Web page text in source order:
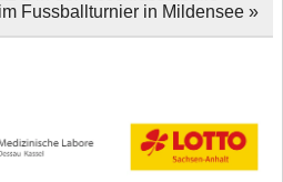
Fussballturnier in Mildensee »